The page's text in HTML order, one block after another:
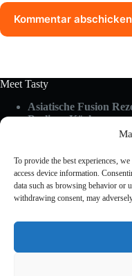
To provide the best experiences,
access device information.
data such as browsing behavior or
withdrawing consent, may
Kommentar abschicken
Meet Tasty
Asiatische Fusion
Berliner Küche
Küchen-Hacks & Tipps
Rezepte A-Z
Schnelle Küche
Useful Links
About Us